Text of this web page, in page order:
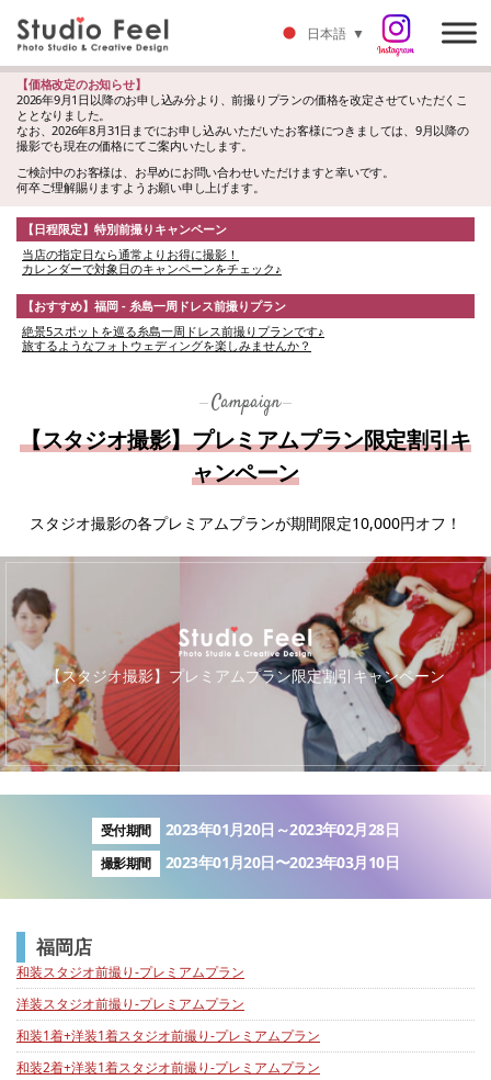
【価格改定のお知らせ】
2026年9月1日以降のお申し込み分より、前撮りプランの価格を改定させていただくこ
ととなりました。
なお、2026年8月31日までにお申し込みいただいたお客様につきましては、9月以降の
撮影でも現在の価格にてご案内いたします。
ご検討中のお客様は、お早めにお問い合わせいただけますと幸いです。
何卒ご理解賜りますようお願い申し上げます。
【日程限定】特別前撮りキャンペーン
当店の指定日なら通常よりお得に撮影！
カレンダーで対象日のキャンペーンをチェック♪
【おすすめ】福岡 - 糸島一周ドレス前撮りプラン
絶景5スポットを巡る糸島一周ドレス前撮りプランです♪
旅するようなフォトウェディングを楽しみませんか？
Campaign
【スタジオ撮影】プレミアムプラン限定割引キ
ャンペーン
スタジオ撮影の各プレミアムプランが期間限定10,000円オフ！
キ
【スタジオ撮影】プレミアムプラン限定割引キャンペーン
受付期間 2023年01月20日～2023年02月28日
撮影期間 2023年01月20日〜2023年03月10日
福岡店
和装スタジオ前撮り-プレミアムプラン
洋装スタジオ前撮り-プレミアムプラン
和装1着+洋装1着スタジオ前撮り-プレミアムプラン
和装2着+洋装1着スタジオ前撮り-プレミアムプラン
日本語 ▼